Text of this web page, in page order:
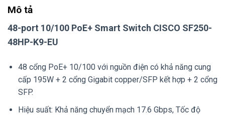
Mô tả
48-port 10/100 PoE+ Smart Switch CISCO SF250-
48HP-K9-EU
48 cổng PoE+ 10/100 với nguồn điện có khả năng cung
cấp 195W + 2 cổng Gigabit copper/SFP kết hợp + 2 cổng
SFP.
Hiệu suất: Khả năng chuyển mạch 17.6 Gbps, Tốc độ